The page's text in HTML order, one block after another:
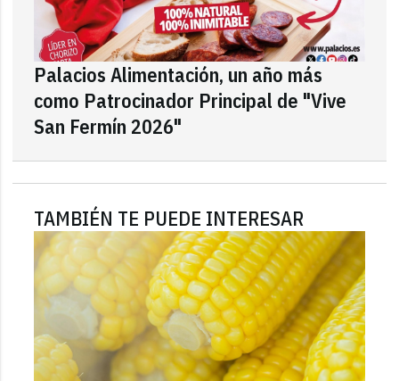
Palacios Alimentación, un año más
como Patrocinador Principal de "Vive
San Fermín 2026"
TAMBIÉN TE PUEDE INTERESAR